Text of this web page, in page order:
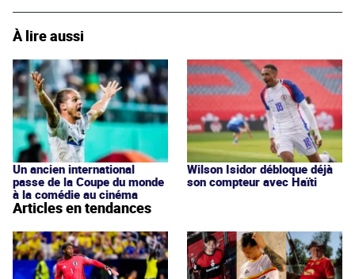
À lire aussi
Un ancien international
passe de la Coupe du monde
à la comédie au cinéma
Wilson Isidor débloque déjà
son compteur avec Haïti
Articles en tendances